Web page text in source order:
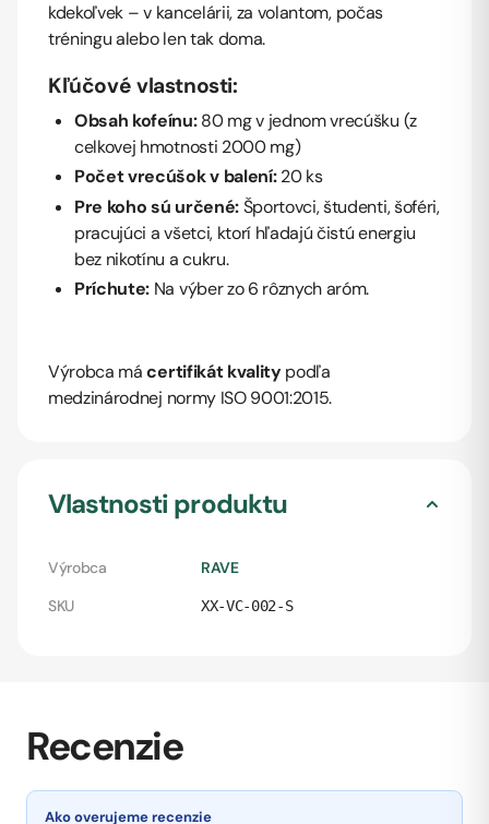
kdekoľvek – v kancelárii, za volantom, počas
tréningu alebo len tak doma.
Kľúčové vlastnosti:
Obsah kofeínu:80 mg v jednom vrecúšku (z
celkovej hmotnosti 2000 mg)
Počet vrecúšok v balení:20 ks
Pre koho sú určené:Športovci, študenti, šoféri,
pracujúci a všetci, ktorí hľadajú čistú energiu
bez nikotínu a cukru.
Príchute: Na výber zo 6 rôznych aróm.
Výrobca mácertifikát kvalitypodľa
medzinárodnej normy ISO 9001:2015.
Vlastnosti produktu
Výrobca
RAVE
SKU
XX-VC-002-S
Recenzie
Ako overujeme recenzie